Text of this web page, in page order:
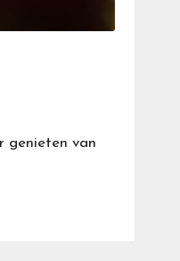
genieten van